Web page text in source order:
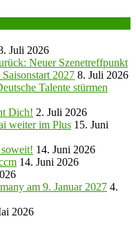
Juli 2026
Neuer Szenetreffpunkt
2027 8. Juli 2026
Talente stürmen
Dich! 2. Juli 2026
weiter im Plus 15. Juni
14. Juni 2026
14. Juni 2026
am 9. Januar 2027 4.
2026